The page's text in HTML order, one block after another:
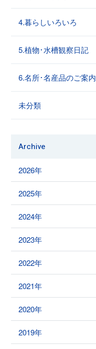
4.暮らしいろいろ
5.植物･水槽観察日記
6.名所･名産品のご案内
未分類
Archive
2026年
2025年
2024年
2023年
2022年
2021年
2020年
2019年